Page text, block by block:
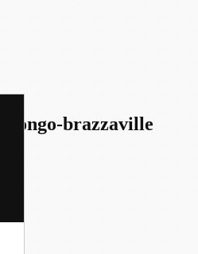
congo-brazzaville